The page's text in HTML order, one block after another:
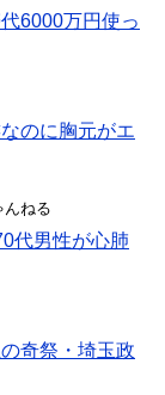
6000万円使っ
のに胸元がエ
んねる
代男性が心肺
奇祭・埼玉政